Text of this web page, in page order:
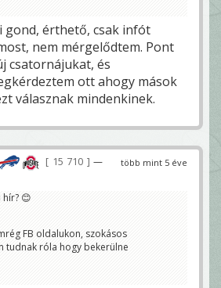
gond, érthető, csak infót
nem mérgelődtem. Pont
csatornájukat, és
ott ahogy mások
válasznak mindenkinek.
több mint 5 éve
15 710
—
😊
FB oldalukon, szokásos
tudnak róla hogy bekerülne